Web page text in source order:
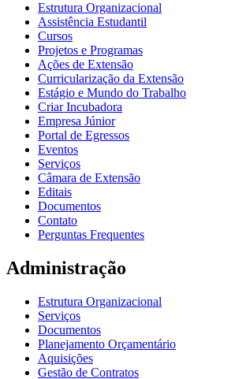
Estrutura Organizacional
Assistência Estudantil
Cursos
Projetos e Programas
Ações de Extensão
Curricularização da Extensão
Estágio e Mundo do Trabalho
Criar Incubadora
Empresa Júnior
Portal de Egressos
Eventos
Serviços
Câmara de Extensão
Editais
Documentos
Contato
Perguntas Frequentes
Administração
Estrutura Organizacional
Serviços
Documentos
Planejamento Orçamentário
Aquisições
Gestão de Contratos